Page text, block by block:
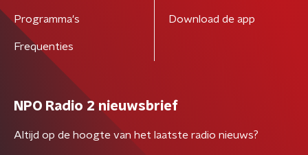
Programma's
Frequenties
Download de app
NPO Radio 2 nieuwsbrief
Altijd op de hoogte van het laatste radio nieuws?